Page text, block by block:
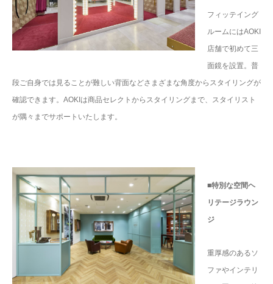
フィッテイング
ルームにはAOKI
店舗で初めて三
面鏡を設置。普
段ご自身では見ることが難しい背面などさまざまな角度からスタイリングが
確認できます。AOKIは商品セレクトからスタイリングまで、スタイリスト
が隅々までサポートいたします。
■特別な空間ヘ
リテージラウン
ジ
重厚感のあるソ
ファやインテリ